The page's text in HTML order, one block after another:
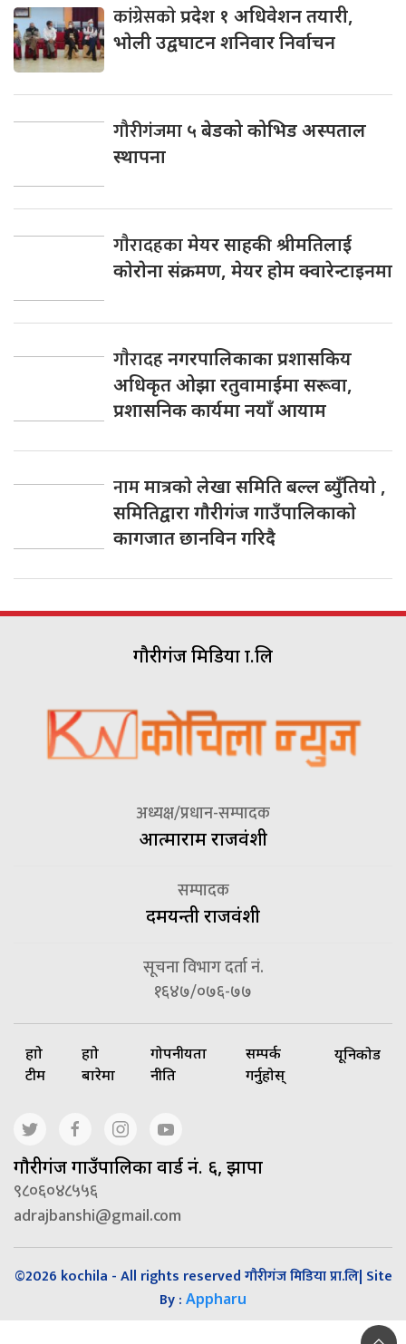
कांग्रेसकाेप्रदेश १ अधिवेशन तयारी,
भाेली उद्वघाटन शनिवार निर्वाचन
गौरीगंजमा ५ बेडको कोभिड अस्पताल
स्थापना
गाैरादहकामेयर साहकी श्रीमतिलाई
काेराेना संक्रमण, मेयर हाेम क्वारेन्टाइनमा
गाैरादहनगरपालिकाका प्रशासकिय
अधिकृत ओझा रतुवामाईमा सरूवा,
प्रशासनिक कार्यमा नयाँ आयाम
नाममात्रकाे लेखा समिति बल्ल ब्युँतियाे ,
समितिद्वारा गाैरीगंज गाउँपालिकाकाे
कागजात छानविन गरिदै
गौरीगंज मिडिया प्रा.लि
अध्यक्ष/प्रधान-सम्पादक
आत्माराम राजवंशी
सम्पादक
दमयन्ती राजवंशी
सूचना विभाग दर्ता नं.
१६४७/०७६-७७
हाम्रो
टीम
हाम्रो
बारेमा
गोपनीयता
नीति
सम्पर्क
गर्नुहोस्
यूनिकोड
गाैरीगंज गाउँपालिका वार्ड नं. ६, झापा
९८०६०४८५५६
adrajbanshi@gmail.com
©2026 kochila - All rights reserved गौरीगंज मिडिया प्रा.लि| Site
By : Appharu